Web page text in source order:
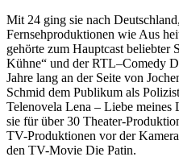
Mit 24 ging sie nach
Fernsehproduktionen wie Aus
gehörte zum Hauptcast
Kühne“ und der RTL–Comedy
Jahre lang an der Seite von
Schmid dem Publikum als
Telenovela Lena – Liebe meines
sie für über 30 Theater-
TV-Produktionen vor der
den TV-Movie Die Patin.